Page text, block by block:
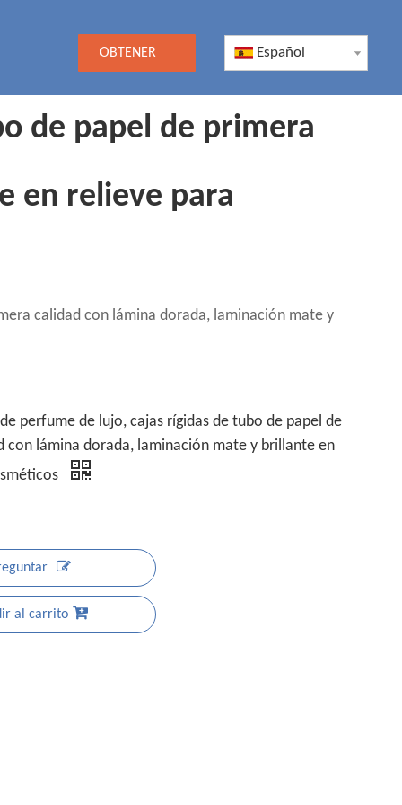
OBTENER
COTIZACIÓN
Español
de papel de primera
en relieve para
calidad con lámina dorada, laminación mate y
perfume de lujo, cajas rígidas de tubo de papel de
con lámina dorada, laminación mate y brillante en
al carrito